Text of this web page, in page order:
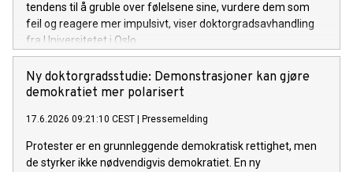
tendens til å gruble over følelsene sine, vurdere dem som
feil og reagere mer impulsivt, viser doktorgradsavhandling
fra Universitetet i Oslo.
Ny doktorgradsstudie: Demonstrasjoner kan gjøre
demokratiet mer polarisert
17.6.2026 09:21:10 CEST Pressemelding
Protester er en grunnleggende demokratisk rettighet, men
de styrker ikke nødvendigvis demokratiet. En ny